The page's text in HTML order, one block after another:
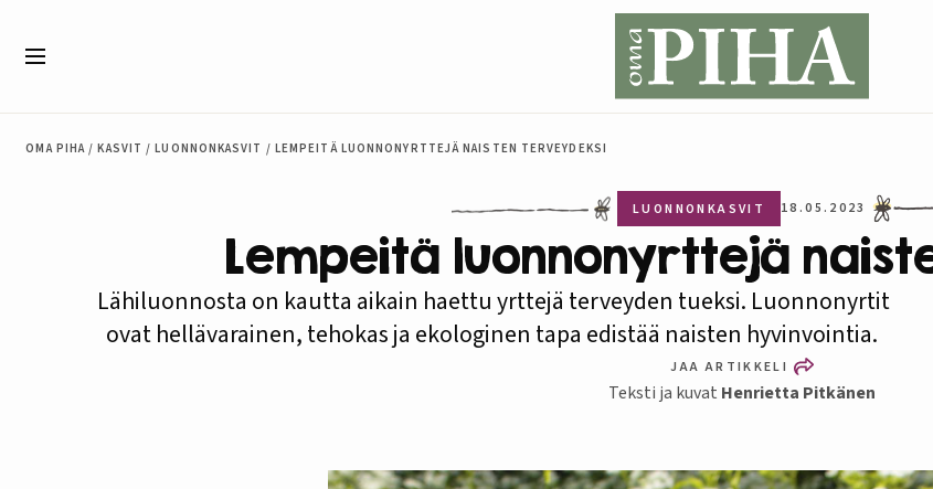
OMA PIHA / KASVIT / LUONNONKASVIT / LEMPEITÄ LUONNONYRTTEJÄ NAISTEN TERVEYDEKSI
LUONNONKASVIT 18.05.2023
Lempeitä luonnonyrttejä
Lähiluonnosta on kautta aikain haettu yrttejä terveyden tueksi. Luonnonyrtit
ovat hellävarainen, tehokas ja ekologinen tapa edistää naisten hyvinvointia.
JAA ARTIKKELI
Teksti ja kuvat Henrietta Pitkänen